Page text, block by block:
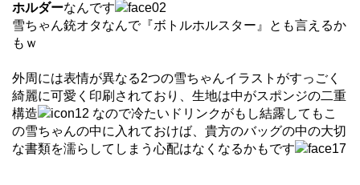
ホルダーなんです
雪ちゃん銃オタなんで『ボトルホルスター』とも言えるか
もｗ
外周には表情が異なる2つの雪ちゃんイラストがすっごく
綺麗に可愛く印刷されており、生地は中がスポンジの二重
構造
なので冷たいドリンクがもし結露してもこ
の雪ちゃんの中に入れておけば、貴方のバッグの中の大切
な書類を濡らしてしまう心配はなくなるかもです